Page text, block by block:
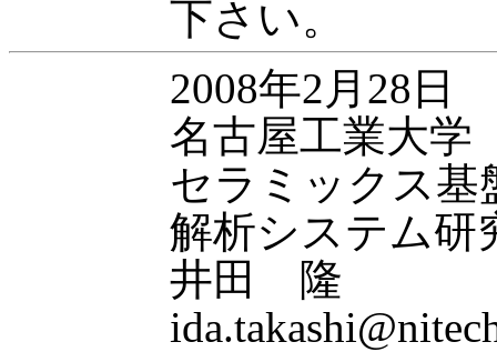
下さい。
2008年2月28日
名古屋工業大学
セラミックス基
解析システム研
井田 隆